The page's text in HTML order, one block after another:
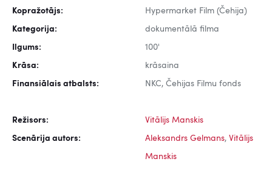
Kopražotājs: Hypermarket Film (Čehija)
Kategorija: dokumentālā filma
Ilgums: 100'
Krāsa: krāsaina
Finansiālais atbalsts: NKC, Čehijas Filmu fonds
Režisors: Vitālijs Manskis
Scenārija autors: Aleksandrs Gelmans, Vitālijs
Manskis